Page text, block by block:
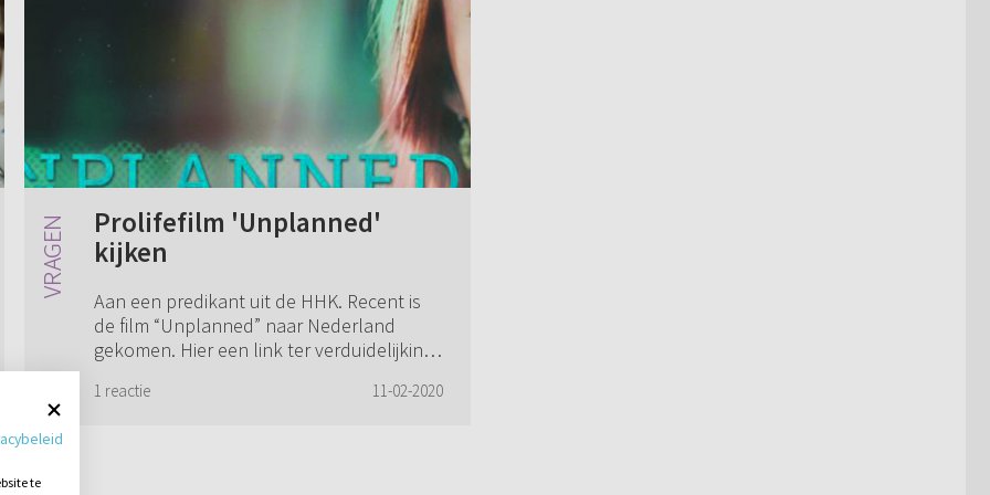
Prolifefilm 'Unplanned'
kijken
Aan een predikant uit de HHK. Recent is
de film “Unplanned” naar Nederland
gekomen. Hier een link ter verduidelijking
af of deze film reformatorisch verantwo...
1 reactie 11-02-2020
te